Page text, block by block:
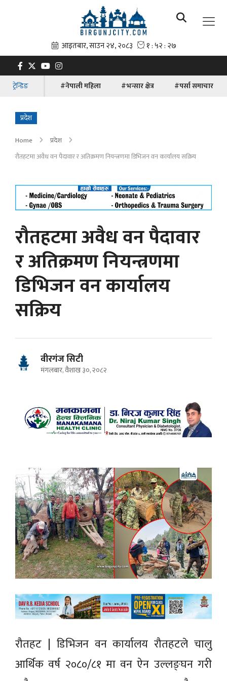
ट्रेन्डिङ #नेपाली महिला #भन्सार क्षेत्र #पर्सा समाचार
प्रदेश
Home
प्रदेश
रौतहटमा अवैध वन पैदावार र अतिक्रमण नियन्त्रणमा डिभिजन वन कार्यालय सक्रिय
रौतहटमा अवैध वन पैदावार
र अतिक्रमण नियन्त्रणमा
डिभिजन वन कार्यालय
सक्रिय
वीरगंज सिटी
मंगलबार, वैशाख ३०, २०८२
रौतहट | डिभिजन वन कार्यालय रौतहटले चालु
आर्थिक वर्ष २०८०/८१ मा वन ऐन उल्लङ्घन गरी